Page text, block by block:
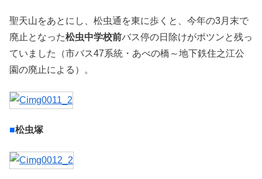
聖天山をあとにし、松虫通を東に歩くと、今年の3月末で
廃止となった松虫中学校前バス停の日除けがポツンと残っ
ていました（市バス47系統・あべの橋～地下鉄住之江公
園の廃止による）。
■松虫塚